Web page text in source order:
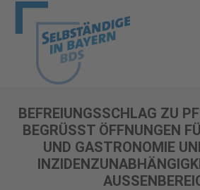
BEFREIUNGSSCHLAG ZU
BEGRÜSST ÖFFNUNGEN
ND GASTRONOMIE
USSENBEREICH